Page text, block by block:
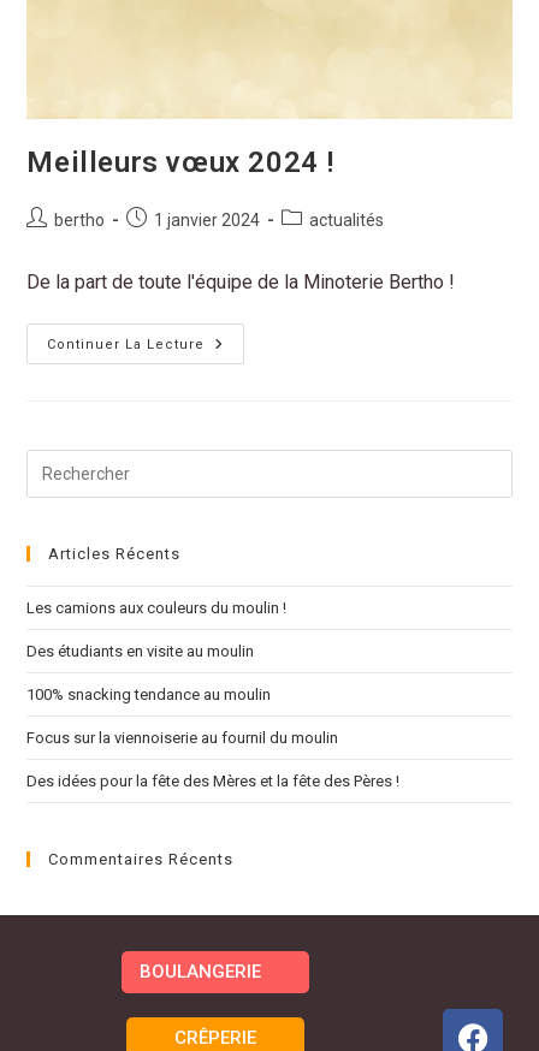
Meilleurs vœux 2024 !
bertho 1 janvier 2024 actualités
De la part de toute l'équipe de la Minoterie Bertho !
Continuer La Lecture
Articles Récents
Les camions aux couleurs du moulin !
Des étudiants en visite au moulin
100% snacking tendance au moulin
Focus sur la viennoiserie au fournil du moulin
Des idées pour la fête des Mères et la fête des Pères !
Commentaires Récents
BOULANGERIE
CRÊPERIE